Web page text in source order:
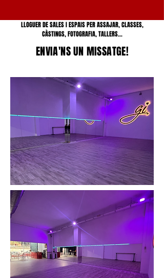
LLOGUER DE SALES I ESPAIS PER ASSAJAR, CLASSES,
CÀSTINGS, FOTOGRAFIA, TALLERS...
ENVIA'NS UN MISSATGE!